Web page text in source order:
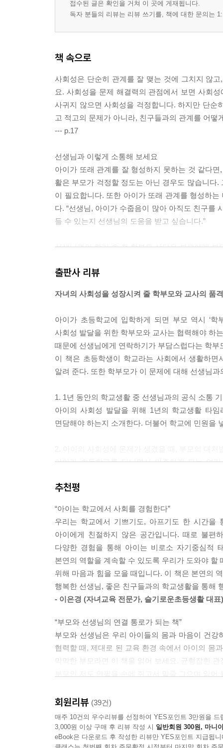
접수된 글은 확인을 거쳐 이 곳에 게재됩니다.
독자 분들의 리뷰는 리뷰 쓰기를, 책에 대한 문의는
책 속으로
사회성은 단순히 관계를 잘 맺는 것에 그치지 않
요. 사회성을 문제 해결력의 관점에서 보면 사회
사귀지 않으면 사회성을 걱정합니다. 하지만 단순
고 적고의 문제가 아니라, 친구들과의 관계를 어
--- p.17
선생님과 이렇게 소통해 보세요
아이가 또래 관계를 잘 형성하지 못하는 것 같다
활은 부모가 걱정할 정도는 아닌 경우도 많습니다
이 필요합니다. 또한 아이가 또래 관계를 형성하
다. “선생님, 아이가 수줍음이 많아 아직도 친구를
들 수 있는지 선생님의 도움을 받고 싶습니다.”
선생님과의 학기 초 첫 학부모 상담은 부모에게
되는 것은 아닐지 괜한 긴장도 되고 부모가 성적
나고 이야기 나눌 기회가 거의 없기 때문이지요.
어렵다면 사전에 시간을 협의하고 전화 통화를 해
--- p.62,63
선생님과 이렇게 소통해 보세요
래 관계를 알기보다는, 아이의 이야기나 평소 가
제로는 부모의 생각보다 잘 조절하며 학교생활을
되는 부분에 대해 학부모 상담 등을 통해 확인해
아이가 등교를 거부할 때 가장 중요한 것은 부모
황은 파악하지도 않고 그저 학교는 가야 하는 곳
고 아이는 누구의 도움도 받을 수 없습니다. 등교
잘 파악해야 합니다. 하지만 반대로 아이의 거부
는 것이 중요합니다. 아이의 신체가 피곤하지 않
기면 학교에 가는 것이 더 부담되고 싫을 수 있기
--- p.152,153
여러 가지 또래 관계나 학교생활에서 발생하는
이 어떤 역할을 하는지, 아이에게 어떤 의미인지
수 있는 문제도 더욱 어렵게 만들거나 아이의 학
는 역할은 분명하게 구분됩니다. 아이에게는 선생
--- p.174
임에 참석하지 못해 아이가 혹시 어 떠한 기회에
다. 그래서 아이의 입학을 결정할 때 아이의 학교
가 어느 정도인지를 함께 고려하는 것이 중요합니
려움을 주기 때문입니다. 학 교 특성상 학부모 참
출판사 리뷰
자녀의 사회성을 성장시켜 줄 학부모와 교사의 품
아이가 초등학교에 입학하게 되면 부모 역시 ‘
사회성 발달을 위한 학부모와 교사는 협력해야 하
때문에 선생님에게 연락하기가 부담스럽다는 학부
이 책은 초등학생이 학교라는 사회에서 생활하
알려 준다. 또한 학부모가 이 문제에 대해 선생님
1. 1년 동안의 학교생활 중 선생님과의 공식 소통
아이의 사회성 발달을 위해 1년의 학교생활 타
면담해야 하는지 소개한다. 더불어 학교에 민원을
아이가 초등학교를 다니면서 마주하게 되는 여
실제 사용할 수 있는 대화를 제시한다.
3. 실질적으로 초등 학부모들이 가장 궁금해하는
Q&A 코너에서는 두 저자가 부모 대상의 강연, 상
한 것들을 따로 모아, 이 문제들을 해결하기 위한
추천평
“아이는 학교에서 사회를 경험한다”
우리는 학교에서 기쁘기도, 아프기도 한 시간을
아이에게 친절하지 않은 공간입니다. 때로 불편
다양한 경험을 통해 아이는 비로소 자기중심적
본연의 역할을 계속할 수 있도록 우리가 도와야
위해 마음과 힘을 모을 때입니다. 이 책은 본연의
행복한 선생님, 좋은 친구들과의 학교생활을 통해
- 이은경 (자녀교육 전문가, 슬기로운초등생활 대표)
“부모와 선생님의 연결 통로가 되는 책”
부모와 선생님은 우리 아이들의 몸과 마음이 건
협력할 때, 제대로 된 교육 환경 속에서 아이의 몸
막막한 부모라면 이 책을 읽어 보세요. 균형잡힌
회원리뷰 (39건)
매주 10건의 우수리뷰를 선정하여 YES포인트 3만원을 드
3,000원 이상 구매 후 리뷰 작성 시 일반회원 300원, 마니
eBook은 다운로드 후 작성한 리뷰만 YES포인트 지급됩니